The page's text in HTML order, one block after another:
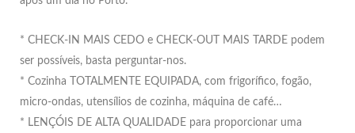
* CHECK-IN MAIS CEDO e CHECK-OUT MAIS TARDE podem
ser possíveis, basta perguntar-nos.
* Cozinha TOTALMENTE EQUIPADA, com frigorífico, fogão,
micro-ondas, utensílios de cozinha, máquina de café…
* LENÇÓIS DE ALTA QUALIDADE para proporcionar uma